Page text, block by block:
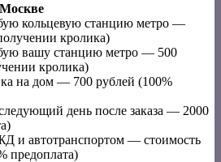
кольцевую станцию метро —
кролика)
вашу станцию метро — 500
кролика)
на дом — 700 рублей (100%
день после заказа — 2000
и автотранспортом — стоимость
предоплата)